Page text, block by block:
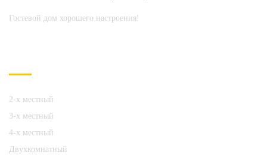
Гостевой дом хорошего настроения!
2-х местный
3-х местный
4-х местный
Двухкомнатный